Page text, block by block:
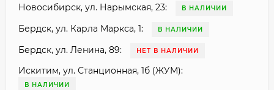
Новосибирск, ул. Нарымская, 23: В НАЛИЧИИ
Бердск, ул. Карла Маркса, 1: В НАЛИЧИИ
Бердск, ул. Ленина, 89: НЕТ В НАЛИЧИИ
Искитим, ул. Станционная, 1б (ЖУМ):
В НАЛИЧИИ